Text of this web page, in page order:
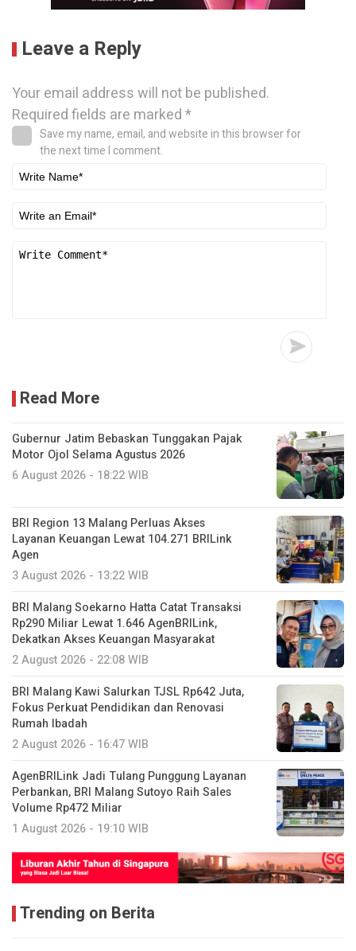
Leave a Reply
Your email address will not be published.
Required fields are marked*
Save my name, email, and website in this browser for
the next time I comment.
Read More
Gubernur Jatim Bebaskan Tunggakan Pajak
Motor Ojol Selama Agustus 2026
6 August 2026 - 18:22 WIB
BRI Region 13 Malang Perluas Akses
Layanan Keuangan Lewat 104.271 BRILink
Agen
3 August 2026 - 13:22 WIB
BRI Malang Soekarno Hatta Catat Transaksi
Rp290 Miliar Lewat 1.646 AgenBRILink,
Dekatkan Akses Keuangan Masyarakat
2 August 2026 - 22:08 WIB
BRI Malang Kawi Salurkan TJSL Rp642 Juta,
Fokus Perkuat Pendidikan dan Renovasi
Rumah Ibadah
2 August 2026 - 16:47 WIB
AgenBRILink Jadi Tulang Punggung Layanan
Perbankan, BRI Malang Sutoyo Raih Sales
Volume Rp472 Miliar
1 August 2026 - 19:10 WIB
Trending on Berita